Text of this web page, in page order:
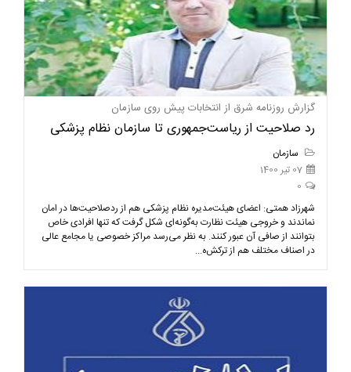
گزارش روزنامه شرق از انتخابات پیش روی سازمان
رد صلاحیت از ریاست‌جمهوری تا سازمان نظام پزشکی
سازمان
07 تیر 1400
0
شهرزاد همتی: اعضای هیئت‌مدیره نظام پزشکی هم از ردصلاحیت‌ها در امان
نماندند و خروجی هیئت نظارت به‌گونه‌ای شکل گرفت که تنها افرادی خاص
بتوانند از صافی آن عبور کنند. به نظر می‌رسد مراکز خصوصی یا مجامع عالی
در اصناف مختلف هم از ترکش‌ه...